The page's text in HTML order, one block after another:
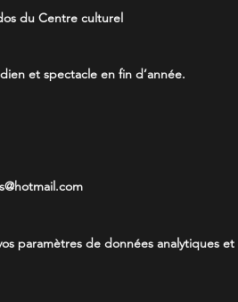
du Centre culturel
et spectacle en fin d’année.
paramètres de données analytiques